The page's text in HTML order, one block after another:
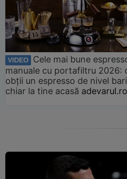
VIDEO
Cele mai bune
manuale cu portafiltru 2026:
obții un espresso de nivel
chiar la tine acasă adevarul.ro